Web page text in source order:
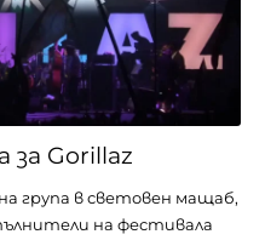
Gorillaz
група в световен мащаб,
на фестивала